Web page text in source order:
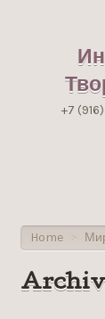
+7
Home >